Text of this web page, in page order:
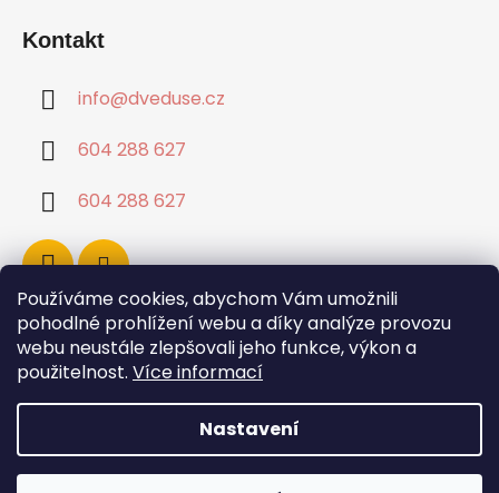
Používáme cookies, abychom Vám umožnili
pohodlné prohlížení webu a díky analýze provozu
webu neustále zlepšovali jeho funkce, výkon a
použitelnost. Více informací
Nastavení
Kontakt
info@dveduse.cz
604 288 627
604 288 627
Vytvořil Shoptet